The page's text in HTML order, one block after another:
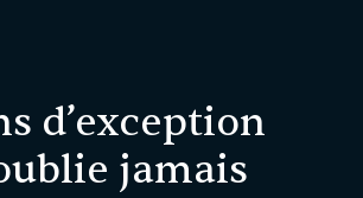
d’exception
jamais